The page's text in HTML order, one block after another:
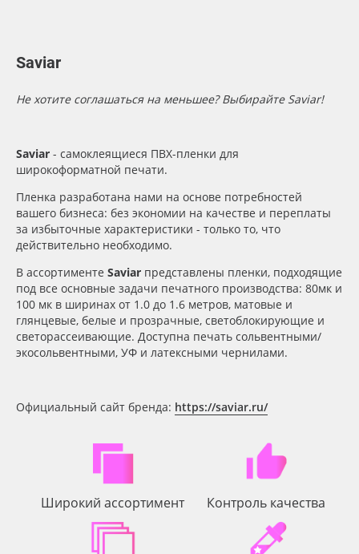
Компания
Блог
Поставщикам
8 800 550 7888
Москва
Профильные системы
Светотехника
Инженерные пластики
Оборудование и инструмент
Новинки ассортимента
ПЭТ листовой
Saviar
Не хотите соглашаться на меньшее? Выбирайте Saviar!
Saviar - самоклеящиеся ПВХ-пленки для
широкоформатной печати.
Пленка разработана нами на основе потребностей
вашего бизнеса: без экономии на качестве и переплаты
за избыточные характеристики - только то, что
действительно необходимо.
В ассортименте Saviar представлены пленки, подходящие
под все основные задачи печатного производства: 80мк и
100 мк в ширинах от 1.0 до 1.6 метров, матовые и
глянцевые, белые и прозрачные, светоблокирующие и
светорассеивающие. Доступна печать сольвентными/
экосольвентными, УФ и латексными чернилами.
Официальный сайт бренда: https://saviar.ru/
Широкий ассортимент Контроль качества